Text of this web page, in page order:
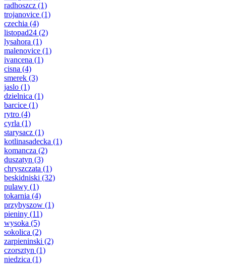
radhoszcz (1)
trojanovice (1)
czechia (4)
listopad24 (2)
lysahora (1)
malenovice (1)
ivancena (1)
cisna (4)
smerek (3)
jaslo (1)
dzielnica (1)
barcice (1)
rytro (4)
cyrla (1)
starysacz (1)
kotlinasadecka (1)
komancza (2)
duszatyn (3)
chryszczata (1)
beskidniski (32)
pulawy (1)
tokarnia (4)
przybyszow (1)
pieniny (11)
wysoka (5)
sokolica (2)
zarpieninski (2)
czorsztyn (1)
niedzica (1)